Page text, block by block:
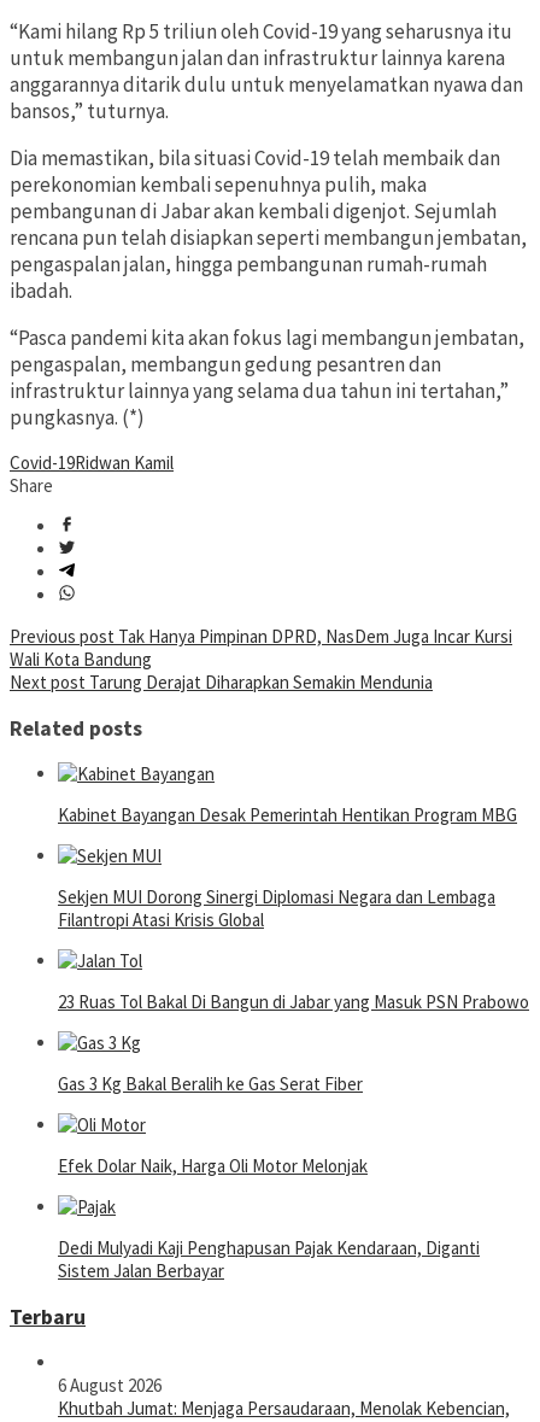
“Kami hilang Rp 5 triliun oleh Covid-19 yang seharusnya itu
untuk membangun jalan dan infrastruktur lainnya karena
anggarannya ditarik dulu untuk menyelamatkan nyawa dan
bansos,” tuturnya.
Dia memastikan, bila situasi Covid-19 telah membaik dan
perekonomian kembali sepenuhnya pulih, maka
pembangunan di Jabar akan kembali digenjot. Sejumlah
rencana pun telah disiapkan seperti membangun jembatan,
pengaspalan jalan, hingga pembangunan rumah-rumah
ibadah.
“Pasca pandemi kita akan fokus lagi membangun jembatan,
pengaspalan, membangun gedung pesantren dan
infrastruktur lainnya yang selama dua tahun ini tertahan,”
pungkasnya. (*)
Covid-19Ridwan Kamil
Share
Post
navigation
Previous post Tak Hanya Pimpinan DPRD, NasDem Juga Incar Kursi
Wali Kota Bandung
Next post Tarung Derajat Diharapkan Semakin Mendunia
Related posts
Kabinet Bayangan Desak Pemerintah Hentikan Program MBG
Sekjen MUI Dorong Sinergi Diplomasi Negara dan Lembaga
Filantropi Atasi Krisis Global
23 Ruas Tol Bakal Di Bangun di Jabar yang Masuk PSN Prabowo
Gas 3 Kg Bakal Beralih ke Gas Serat Fiber
Efek Dolar Naik, Harga Oli Motor Melonjak
Dedi Mulyadi Kaji Penghapusan Pajak Kendaraan, Diganti
Sistem Jalan Berbayar
Terbaru
6 August 2026
Khutbah Jumat: Menjaga Persaudaraan, Menolak Kebencian,